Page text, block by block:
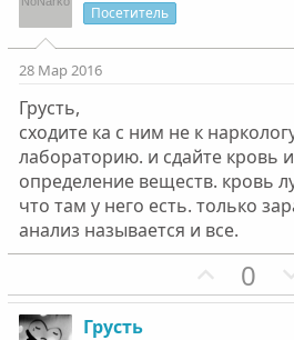
т
н
ы
й
г
о
л
с
Посетитель
28 Мар 2016
Грусть,
сходите ка с ним не к
лабораторию. и сдайте кровь
определение веществ. кровь
что там у него есть. только
анализ называется и все.
П
о
0
Грусть